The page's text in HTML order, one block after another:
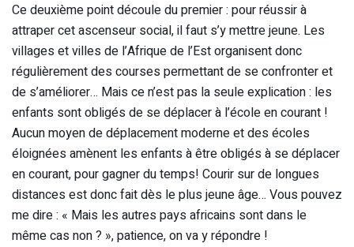
Ce deuxième point découle du premier : pour réussir à
attraper cet ascenseur social, il faut s’y mettre jeune. Les
villages et villes de l’Afrique de l’Est organisent donc
régulièrement des courses permettant de se confronter et
de s’améliorer… Mais ce n’est pas la seule explication : les
enfants sont obligés de se déplacer à l’école en courant !
Aucun moyen de déplacement moderne et des écoles
éloignées amènent les enfants à être obligés à se déplacer
en courant, pour gagner du temps! Courir sur de longues
distances est donc fait dès le plus jeune âge… Vous pouvez
me dire : « Mais les autres pays africains sont dans le
même cas non ? », patience, on va y répondre !